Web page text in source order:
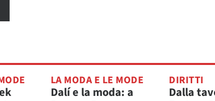
LA MODA E LE MODE
Dalí e la moda: a
DIRITTI
Dalla